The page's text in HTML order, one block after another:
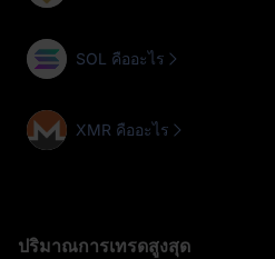
SOL คืออะไร
XMR คืออะไร
ปริมาณการเทรดสูงสุด